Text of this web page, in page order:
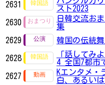
2631
スト2023
2630
日韓交流お
集
2629
韓国の伝統
2628
「話してみ
4 全国7都市
2627
Kエンタメ・
白、あるいは